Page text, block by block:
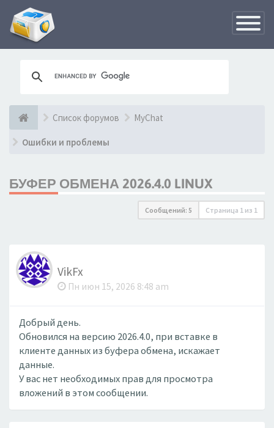
Список форумов MyChat
Ошибки и проблемы
БУФЕР ОБМЕНА 2026.4.0 LINUX
Сообщений: 5 Страница 1 из 1
VikFx
Пн июн 15, 2026 8:48 am
Добрый день.
Обновился на версию 2026.4.0, при вставке в
клиенте данных из буфера обмена, искажает
данные.
У вас нет необходимых прав для просмотра
вложений в этом сообщении.